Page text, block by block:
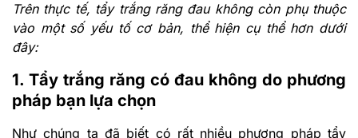
Trên thực tế, tẩy trắng răng đau không còn phụ thuộc
vào một số yếu tố cơ bản, thể hiện cụ thể hơn dưới
đây:
1. Tẩy trắng răng có đau không do phương
pháp bạn lựa chọn
Như chúng ta đã biết có rất nhiều phương pháp tẩy